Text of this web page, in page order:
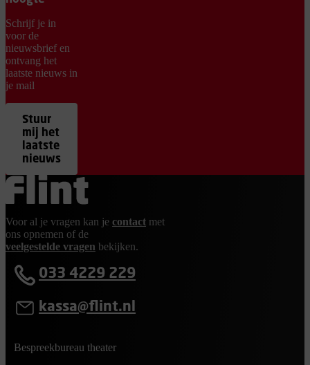
Schrijf je in
voor de
nieuwsbrief en
ontvang het
laatste nieuws in
je mail
Stuur
mij het
laatste
nieuws
Ga terug naar de homepage
Voor al je vragen kan je contact met
ons opnemen of de
veelgestelde vragen bekijken.
033 4229 229
kassa@flint.nl
Bespreekbureau theater